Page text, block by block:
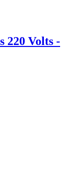
220 Volts -